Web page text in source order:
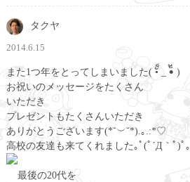
タクヤ
2014.6.15
また1つ年をとってしまいました( •ั็ _ •็ั )
お祝いのメッセージをたくさん
いただき
プレゼントもたくさんいただき
ありがとうございます(*˘︶˘*).｡.:*♡
高校の友達も来てくれました｡ﾟ(ﾟ´Д｀ﾟ)ﾟ｡
最後の20代を